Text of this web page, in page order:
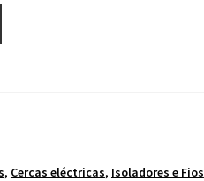
, Cercas eléctricas, Isoladores e Fios